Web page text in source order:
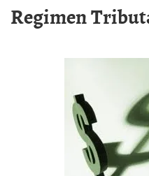
Regimen